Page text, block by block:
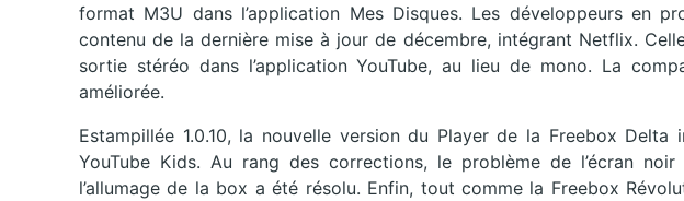
format M3U dans l’application Mes Disques. Les développeurs en
contenu de la dernière mise à jour de décembre, intégrant Netflix.
sortie stéréo dans l’application YouTube, au lieu de mono. La
améliorée.
Estampillée 1.0.10, la nouvelle version du Player de la Freebox Delta
YouTube Kids. Au rang des corrections, le problème de l’écran
l’allumage de la box a été résolu. Enfin, tout comme la Freebox